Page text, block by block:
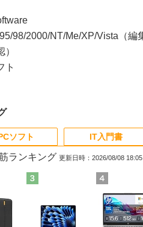
98/2000/NT/Me/XP/Vista（編
ト
ランキング 更新日時：2026/08/08 18:05
ソフト IT入門書